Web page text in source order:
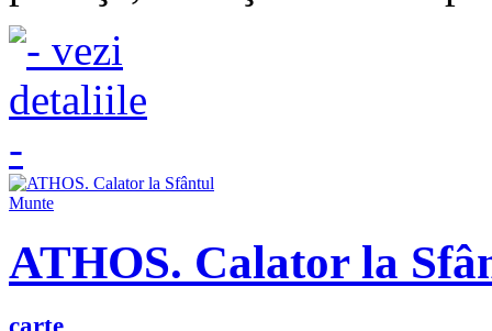
ATHOS. Calator la
carte